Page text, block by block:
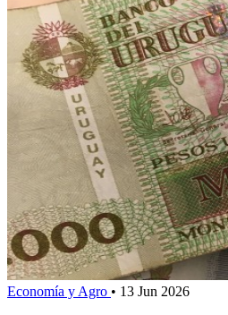
Economía y Agro • 13 Jun 2026